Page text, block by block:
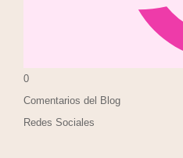
0
Comentarios del Blog
Redes Sociales